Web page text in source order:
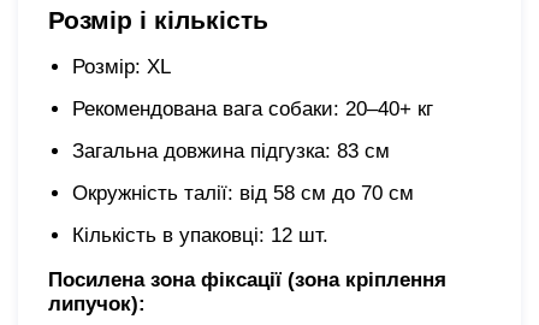
Розмір і кількість
Розмір: XL
Рекомендована вага собаки: 20–40+ кг
Загальна довжина підгузка: 83 см
Окружність талії: від 58 см до 70 см
Кількість в упаковці: 12 шт.
Посилена зона фіксації (зона кріплення
липучок):